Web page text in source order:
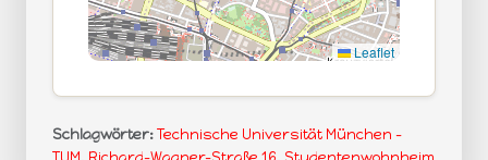
Leaflet
Schlagwörter: Technische Universität München -